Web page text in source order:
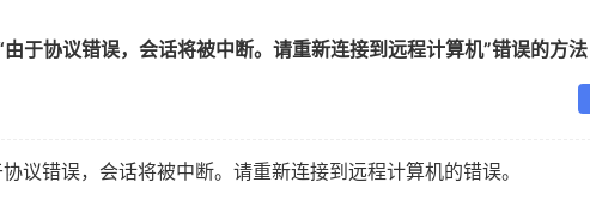
于协议错误，会话将被中断。请重新连接到远程计算机”错误的方法
议错误，会话将被中断。请重新连接到远程计算机的错误。